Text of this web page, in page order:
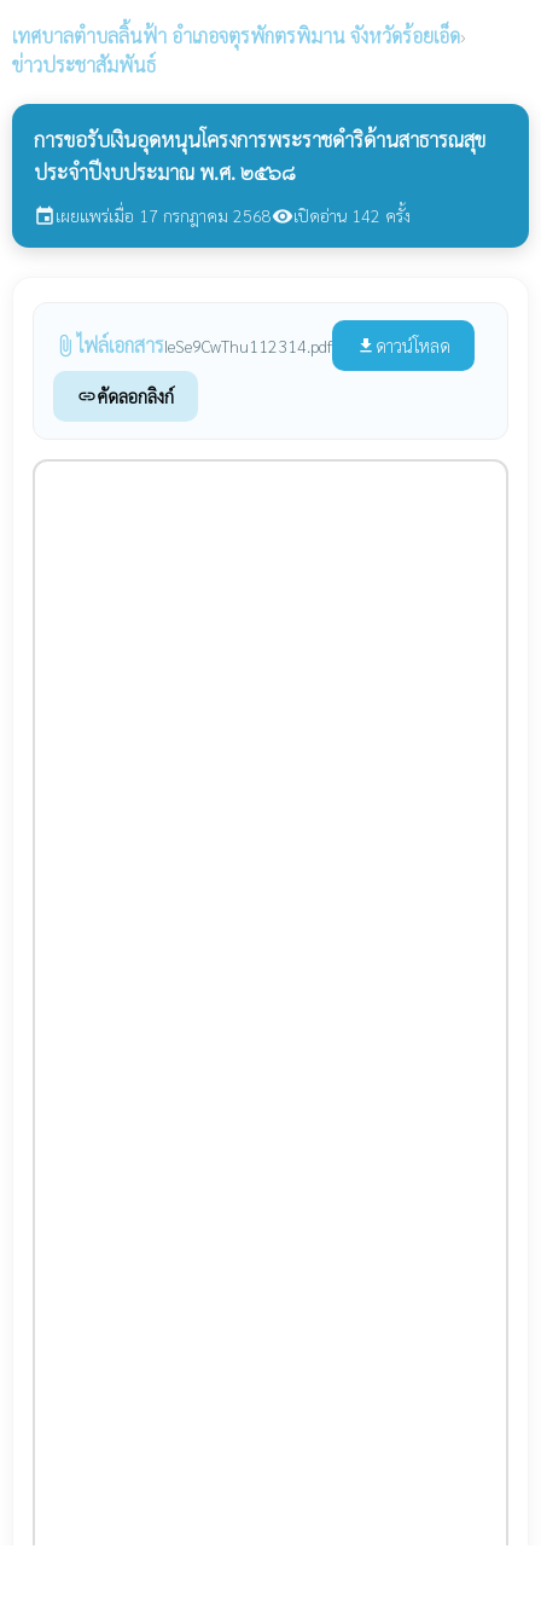
เทศบาลตำบลลิ้นฟ้า อำเภอจตุรพักตรพิมาน จังหวัดร้อยเอ็ด›
ข่าวประชาสัมพันธ์
การขอรับเงินอุดหนุนโครงการพระราชดำริด้านสาธารณสุข
ประจำปีงบประมาณ พ.ศ. ๒๕๖๘
eventเผยแพร่เมื่อ 17 กรกฎาคม 2568visibilityเปิดอ่าน 142 ครั้ง
attach_file ไฟล์เอกสารIeSe9CwThu112314.pdf file_download ดาวน์โหลด
linkคัดลอกลิงก์